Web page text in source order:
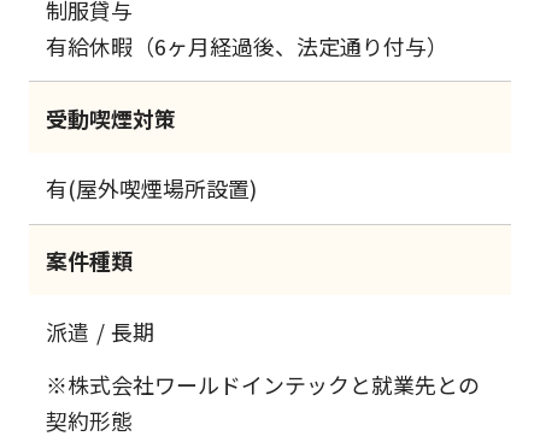
制服貸与
有給休暇（6ヶ月経過後、法定通り付与）
受動喫煙対策
有(屋外喫煙場所設置)
案件種類
派遣
長期
※株式会社ワールドインテックと就業先との
契約形態